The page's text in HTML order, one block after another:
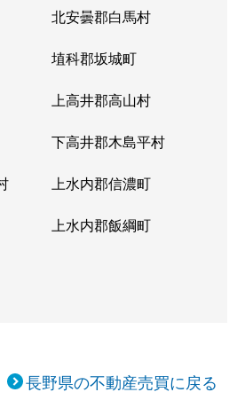
北安曇郡白馬村
埴科郡坂城町
上高井郡高山村
下高井郡木島平村
上水内郡信濃町
上水内郡飯綱町
長野県の不動産売買に戻る